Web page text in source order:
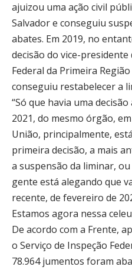
ajuizou uma ação civil
Salvador e conseguiu
abates. Em 2019, no
decisão do vice-
Federal da Primeira
conseguiu restabelecer a
“Só que havia uma
2021, do mesmo órgão,
União, principalmente,
primeira decisão, a mais
a suspensão da liminar,
gente está alegando que
recente, de fevereiro de
Estamos agora nessa
De acordo com a Frente,
o Serviço de Inspeção
78.964 jumentos foram